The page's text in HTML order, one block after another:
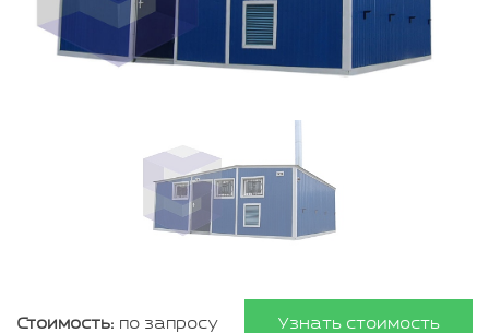
Стоимость: по запросу Узнать стоимость